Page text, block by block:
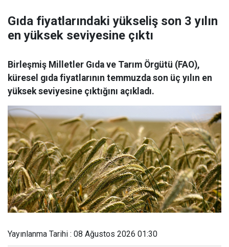
Gıda fiyatlarındaki yükseliş son 3 yılın
en yüksek seviyesine çıktı
Birleşmiş Milletler Gıda ve Tarım Örgütü (FAO),
küresel gıda fiyatlarının temmuzda son üç yılın en
yüksek seviyesine çıktığını açıkladı.
Yayınlanma Tarihi : 08 Ağustos 2026 01:30